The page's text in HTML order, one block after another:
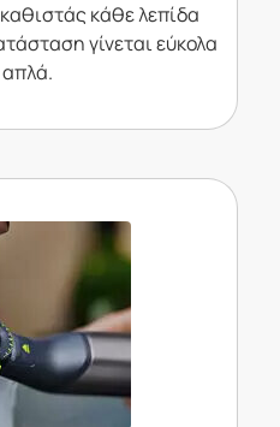
κάθε λεπίδα
γίνεται εύκολα
απλά.